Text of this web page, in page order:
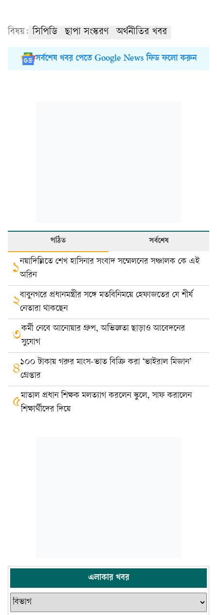
বিষয়: সিপিডি ছাপা সংস্করণ অর্থনীতির খবর
সর্বশেষ খবর পেতে Google News ফিড ফলো করুন
পঠিত সর্বশেষ
১নয়াদিল্লিতে শেখ হাসিনার সংবাদ সম্মেলনের সঞ্চালক কে এই
অরিন
২বাবুনগরে প্রধানমন্ত্রীর সঙ্গে মতবিনিময়ে হেফাজতের যে শীর্ষ
নেতারা থাকছেন
৩কর্মী নেবে আনোয়ার গ্রুপ, অভিজ্ঞতা ছাড়াও আবেদনের
সুযোগ
৪১০০ টাকায় গরুর মাংস-ভাত বিক্রি করা ‘ভাইরাল মিজান’
গ্রেপ্তার
৫মাতাল প্রধান শিক্ষক মলত্যাগ করলেন স্কুলে, সাফ করালেন
শিক্ষার্থীদের দিয়ে
এলাকার খবর